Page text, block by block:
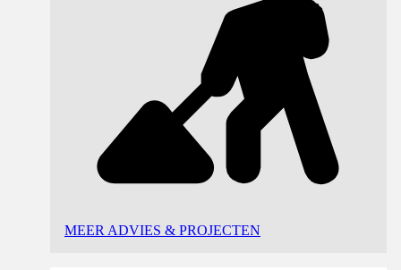
MEER ADVIES & PROJECTEN